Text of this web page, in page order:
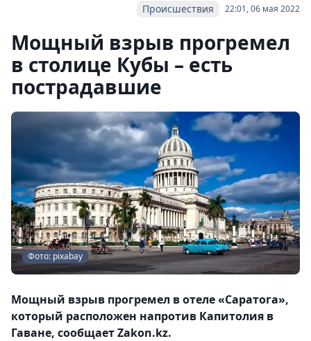
22:01, 06 мая 2022
Происшествия
Мощный взрыв прогремел
в столице Кубы – есть
пострадавшие
Фото: pixabay
Мощный взрыв прогремел в отеле «Саратога»,
который расположен напротив Капитолия в
Гаване, сообщает Zakon.kz.